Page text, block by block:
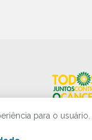
para o usuário.